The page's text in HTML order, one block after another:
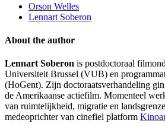
Orson Welles
Lennart Soberon
About the author
Lennart Soberon is postdoctoraal
Universiteit Brussel (VUB) en
(HoGent). Zijn doctoraatsverhandeling
de Amerikaanse actiefilm. Momenteel
van ruimtelijkheid, migratie en
medeoprichter van cinefiel platform